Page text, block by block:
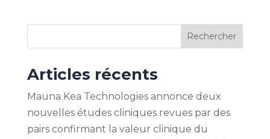
Rechercher
Articles récents
Mauna Kea Technologies annonce deux
nouvelles études cliniques revues par des
pairs confirmant la valeur clinique du